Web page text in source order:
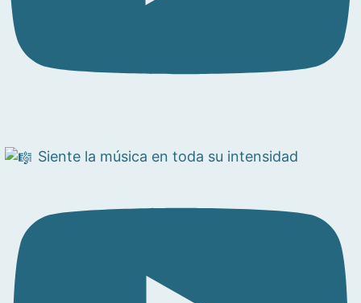
Siente la música en toda su intensidad